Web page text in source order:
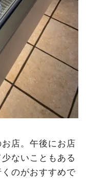
店。午後にお店
ないこともある
のがおすすめで